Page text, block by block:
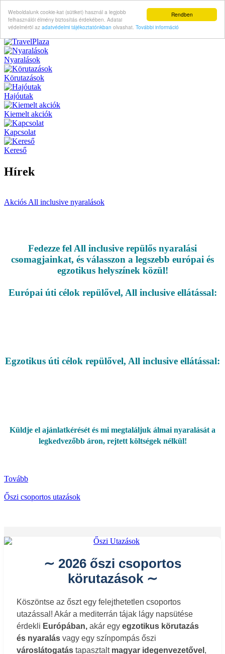
Rendben
Weboldalunk cookie-kat (sütiket) használ a legjobb
felhasználói élmény biztosítás érdekében. Adatai
védelméröl az adatvédelmi tájékoztatónkban olvashat. További információ
Nyaralások
Körutazások
Hajóutak
Kiemelt akciók
Kapcsolat
Kereső
Hírek
Akciós All inclusive nyaralások
Fedezze fel All inclusive repülős nyaralási
csomagjainkat, és válasszon a legszebb európai és
egzotikus helyszínek közül!
Európai úti célok repülővel, All inclusive ellátással:
Egzotikus úti célok repülővel, All inclusive ellátással:
Küldje el ajánlatkérését és mi megtaláljuk álmai nyaralását a
legkedvezőbb áron, rejtett költségek nélkül!
Tovább
Őszi csoportos utazások
∼ 2026 őszi csoportos
körutazások ∼
Köszöntse az őszt egy felejthetetlen csoportos
utazással! Akár a mediterrán tájak lágy napsütése
érdekli Európában, akár egy egzotikus körutazás
és nyaralás vagy egy színpompás őszi
városlátogatás tapasztalt magyar idegenvezetővel ,